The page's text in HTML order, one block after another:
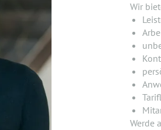
Wir
Werde